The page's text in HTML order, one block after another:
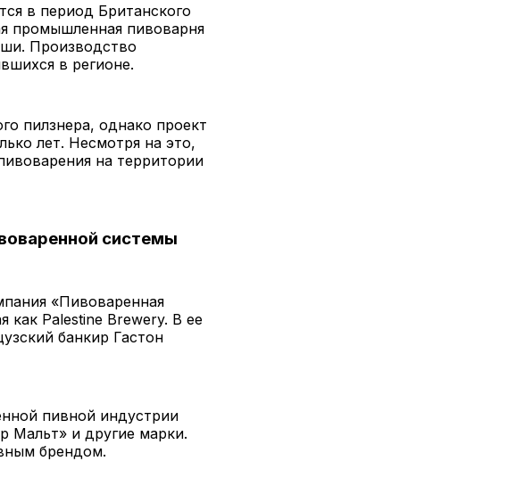
в период Британского
промышленная пивоварня
Производство
в регионе.
пилзнера, однако проект
лет. Несмотря на это,
на территории
системы
«Пивоваренная
как Palestine Brewery. В ее
банкир Гастон
пивной индустрии
Мальт» и другие марки.
брендом.